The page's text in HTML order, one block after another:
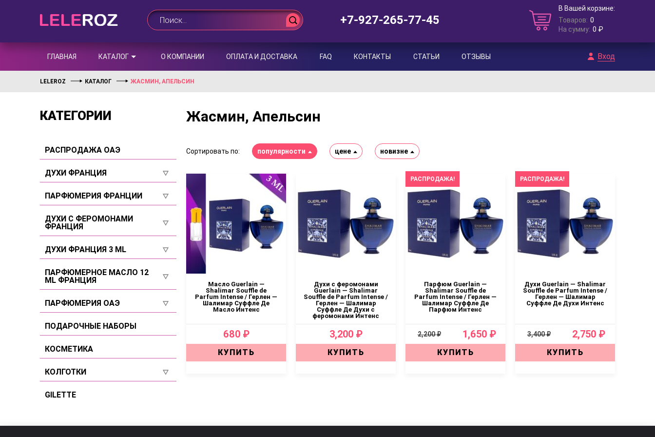
+7-927-265-77-45
В Вашей корзине:
Товаров: 0
На сумму: 0 ₽
ГЛАВНАЯ КАТАЛОГ О КОМПАНИИ ОПЛАТА И ДОСТАВКА FAQ КОНТАКТЫ СТАТЬИ ОТЗЫВЫ Вход
LELEROZ КАТАЛОГ ЖАСМИН, АПЕЛЬСИН
КАТЕГОРИИ
РАСПРОДАЖА ОАЭ
ДУХИ ФРАНЦИЯ
Для женщин
Селективы
ПАРФЮМЕРИЯ ФРАНЦИИ
Для женщин
Для мужчин
Селективы
ДУХИ С ФЕРОМОНАМИ
ФРАНЦИЯ
Селективы
Для мужчин
ДУХИ ФРАНЦИЯ 3 ML
Для женщин
Для мужчин
Селективы
ПАРФЮМЕРНОЕ МАСЛО 12
ML ФРАНЦИЯ
Для женщин
Селективы
ПАРФЮМЕРИЯ ОАЭ
Для женщин
ПОДАРОЧНЫЕ НАБОРЫ
КОСМЕТИКА
КОЛГОТКИ
Размер 2
Размер 4
GILETTE
Жасмин, Апельсин
Сортировать по: популярности цене новизне
Масло Guerlain —
Shalimar Souffle de
Parfum Intense / Герлен —
Шалимар Суффле Де
Масло Интенс
680 ₽
КУПИТЬ
Духи с феромонами
Guerlain — Shalimar
Souffle de Parfum Intense /
Герлен — Шалимар
Суффле Де Духи с
феромонами Интенс
3,200 ₽
КУПИТЬ
РАСПРОДАЖА!
Парфюм Guerlain —
Shalimar Souffle de
Parfum Intense / Герлен —
Шалимар Суффле Де
Парфюм Интенс
2,200 ₽ 1,650 ₽
КУПИТЬ
РАСПРОДАЖА!
Духи Guerlain — Shalimar
Souffle de Parfum Intense /
Герлен — Шалимар
Суффле Де Духи Интенс
3,400 ₽ 2,750 ₽
КУПИТЬ